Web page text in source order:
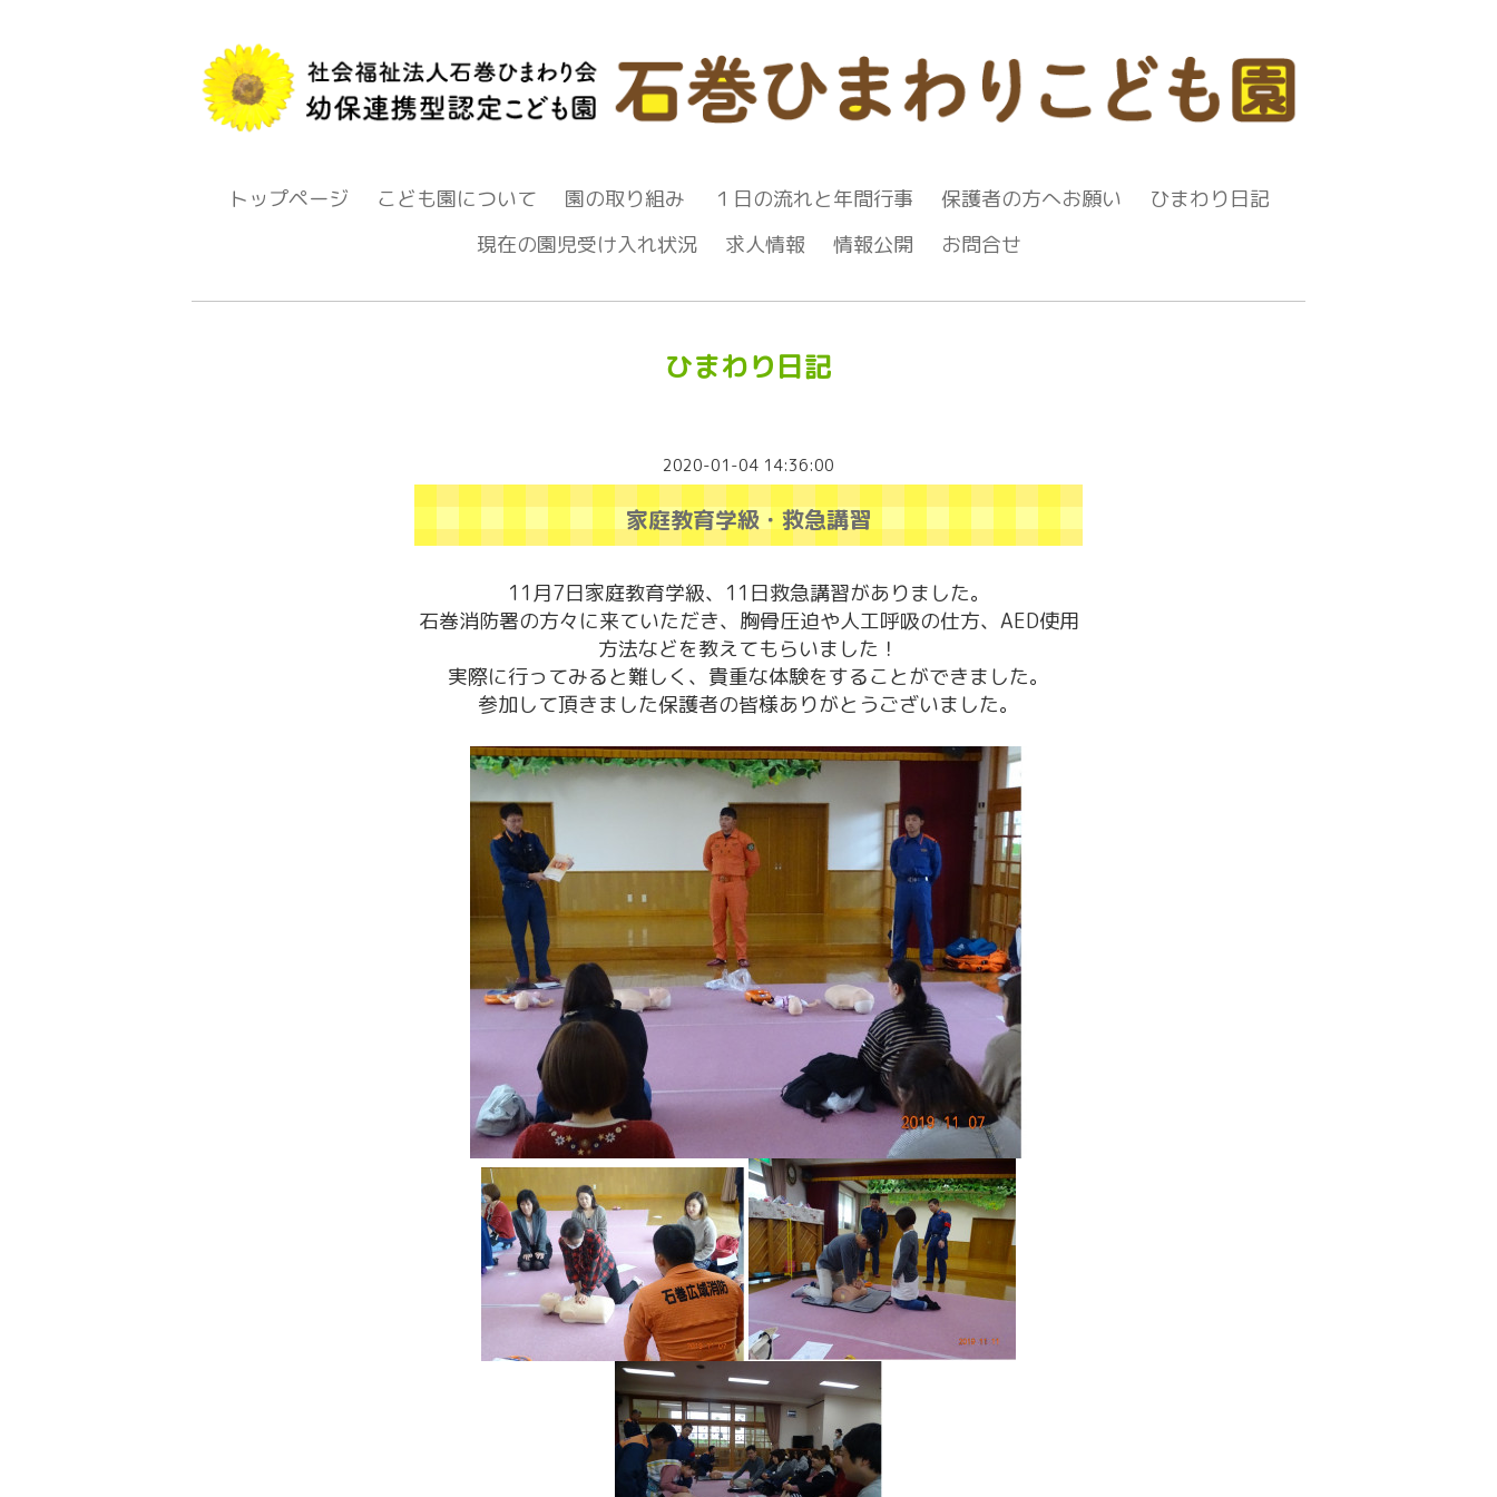
トップページ こども園について 園の取り組み １日の流れと年間行事 保護者の方へお願い
ひまわり日記
現在の園児受け入れ状況
求人情報 情報公開 お問合せ
ひまわり日記
2020-01-04 14:36:00
家庭教育学級・救急講習
11月7日家庭教育学級、11日救急講習がありました。
石巻消防署の方々に来ていただき、胸骨圧迫や人工呼吸の仕方、AED使用
方法などを教えてもらいました！
実際に行ってみると難しく、貴重な体験をすることができました。
参加して頂きました保護者の皆様ありがとうございました。